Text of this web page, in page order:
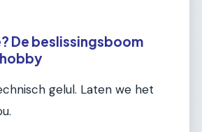
De beslissingsboom
gelul. Laten we het